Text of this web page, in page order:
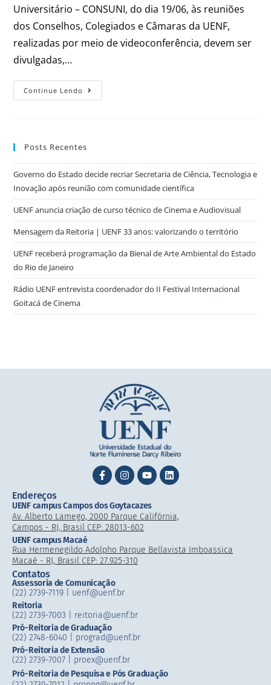
Universitário – CONSUNI, do dia 19/06, às reuniões
dos Conselhos, Colegiados e Câmaras da UENF,
realizadas por meio de videoconferência, devem ser
divulgadas,…
Continue Lendo
Posts Recentes
Governo do Estado decide recriar Secretaria de Ciência, Tecnologia e
Inovação após reunião com comunidade científica
UENF anuncia criação de curso técnico de Cinema e Audiovisual
Mensagem da Reitoria | UENF 33 anos: valorizando o território
UENF receberá programação da Bienal de Arte Ambiental do Estado
do Rio de Janeiro
Rádio UENF entrevista coordenador do II Festival Internacional
Goitacá de Cinema
Endereços
UENF campus Campos dos Goytacazes
Av. Alberto Lamego, 2000 Parque Califórnia,
Campos - RJ, Brasil CEP: 28013-602
UENF campus Macaé
Rua Hermenegildo Adolpho Parque Bellavista Imboassica
Macaé - RJ, Brasil CEP: 27.925-310
Contatos
Assessoria de Comunicação
(22) 2739-7119 | uenf@uenf.br
Reitoria
(22) 2739-7003 |​ reitoria@uenf.br
Pró-Reitoria de Graduação
(22) 2748-6040 | prograd@uenf.br
Pró-Reitoria de Extensão
(22) 2739-7007​ | proex@uenf.br
Pró-Reitoria de Pesquisa e Pós Graduação